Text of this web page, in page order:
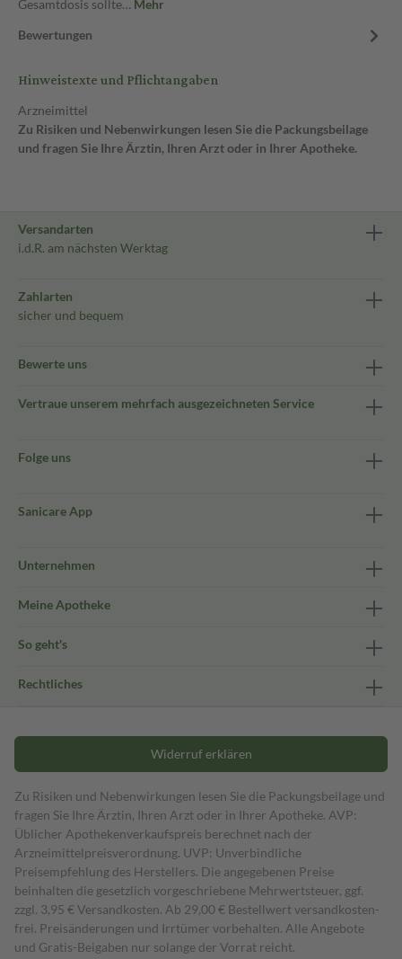
Gesamtdosis sollte… Mehr
Bewertungen
Hinweistexte und Pflichtangaben
Arzneimittel
Zu Risiken und Nebenwirkungen lesen Sie die Packungsbeilage
und fragen Sie Ihre Ärztin, Ihren Arzt oder in Ihrer Apotheke.
Versandarten
i.d.R. am nächsten Werktag
Zahlarten
sicher und bequem
Bewerte uns
Vertraue unserem mehrfach ausgezeichneten Service
Folge uns
Sanicare App
Unternehmen
Meine Apotheke
So geht's
Rechtliches
Widerruf erklären
Zu Risiken und Nebenwirkungen lesen Sie die Packungsbeilage und
fragen Sie Ihre Ärztin, Ihren Arzt oder in Ihrer Apotheke. AVP:
Üblicher Apothekenverkaufspreis berechnet nach der
Arzneimittelpreisverordnung. UVP: Unverbindliche
Preisempfehlung des Herstellers. Die angegebenen Preise
beinhalten die gesetzlich vorgeschriebene Mehrwertsteuer, ggf.
zzgl. 3,95 € Versandkosten. Ab 29,00 € Bestell­wert versand­kosten­
frei. Preisänderungen und Irrtümer vorbehalten. Alle Angebote
und Gratis-Beigaben nur solange der Vorrat reicht.